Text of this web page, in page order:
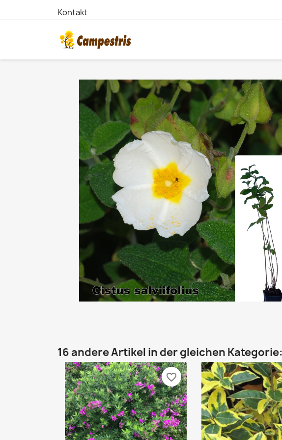
Kontakt
16 andere Artikel in der gleichen Kategorie:
favorite_border